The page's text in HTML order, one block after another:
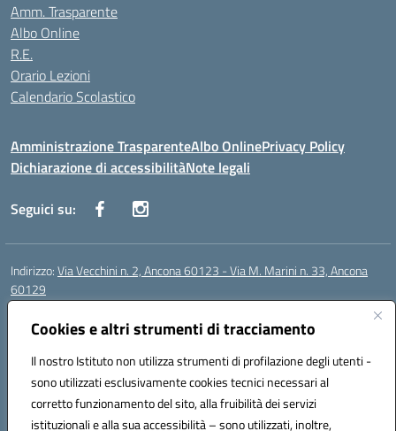
Cookies e altri strumenti di tracciamento
Il nostro Istituto non utilizza strumenti di profilazione degli utenti -
sono utilizzati esclusivamente cookies tecnici necessari al
corretto funzionamento del sito, alla fruibilità dei servizi
istituzionali e alla sua accessibilità – sono utilizzati, inoltre,
Amm. Trasparente
Albo Online
R.E.
Orario Lezioni
Calendario Scolastico
Amministrazione TrasparenteAlbo OnlinePrivacy Policy
Dichiarazione di accessibilitàNote legali
Seguici su:
Indirizzo:Via Vecchini n. 2, Ancona 60123 - Via M. Marini n. 33, Ancona
60129
Centralino:
Posta elettronica certificata (PEC):anis01200g@pec.istruzione.it
Codice fiscale: 93122280428
Codice meccanografico:ANIS01200G
Codice Indice delle Pubbliche Amministrazioni (IPA): istsc_ANIS01200G
Codice unico di fatturazione (CUF): UF434M